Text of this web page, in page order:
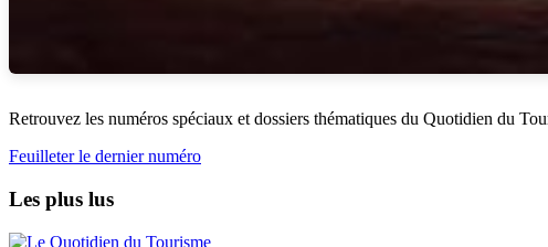
Retrouvez les numéros spéciaux et dossiers thématiques du Quotidien du
Feuilleter le dernier numéro
Les plus lus